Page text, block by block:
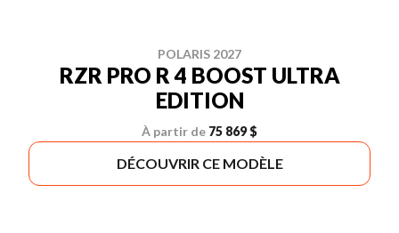
POLARIS 2027
RZR PRO R 4 BOOST ULTRA
EDITION
À partir de 75 869 $
DÉCOUVRIR CE MODÈLE